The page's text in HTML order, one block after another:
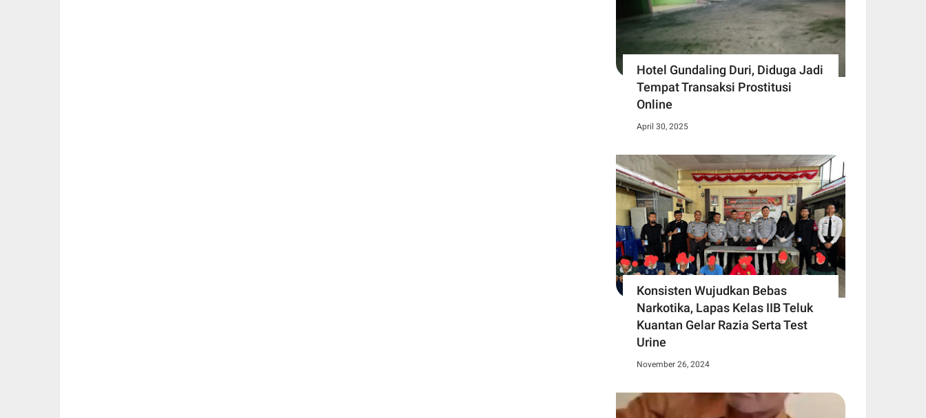
Hotel Gundaling Duri, Diduga Jadi
Tempat Transaksi Prostitusi
Online
April 30, 2025
Konsisten Wujudkan Bebas
Narkotika, Lapas Kelas IIB Teluk
Kuantan Gelar Razia Serta Test
Urine
November 26, 2024